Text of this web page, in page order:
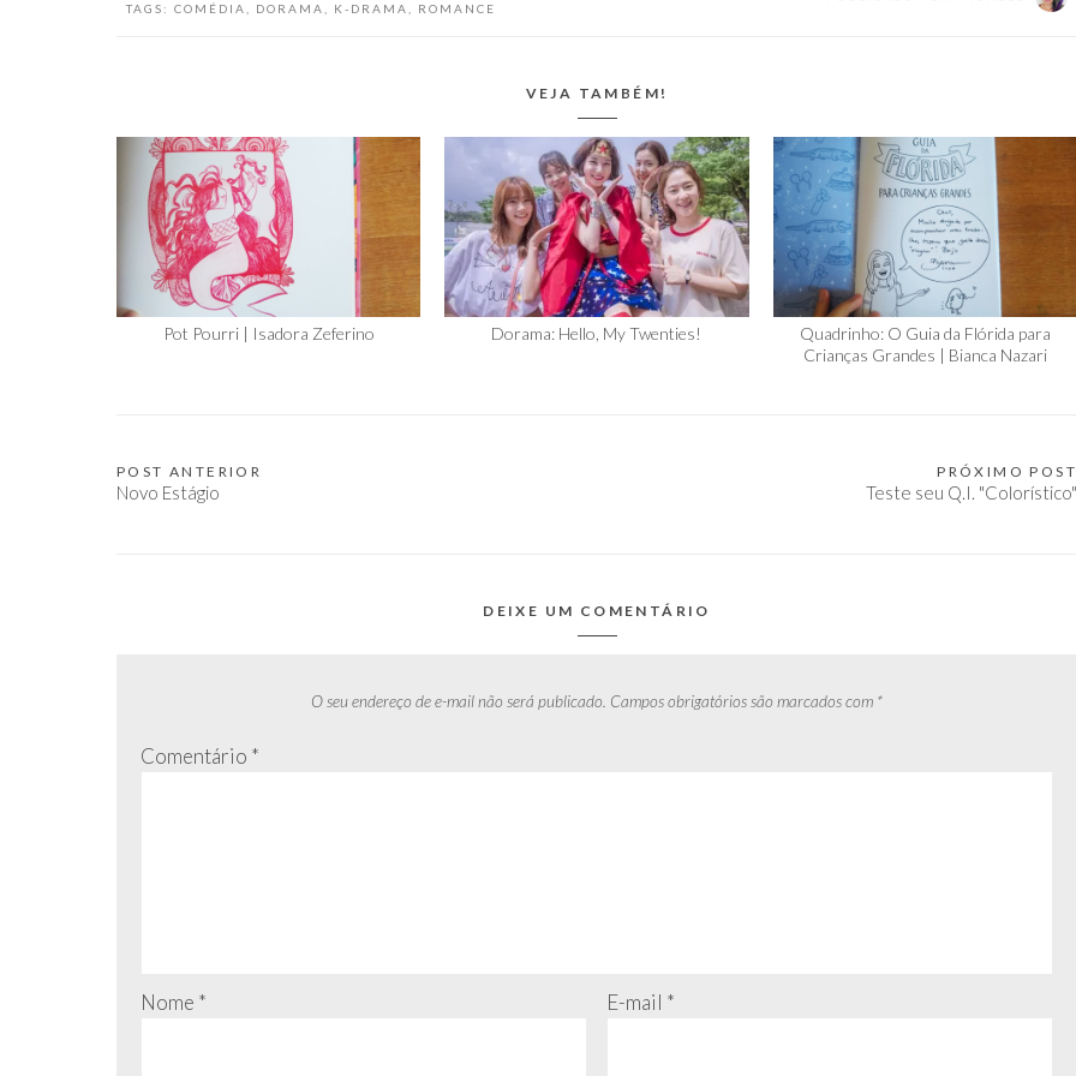
TAGS: COMÉDIA DORAMA K-DRAMA ROMANCE
VEJA TAMBÉM!
Pot Pourri | Isadora Zeferino Dorama: Hello, My Twenties!
Quadrinho: O Guia da Flórida para
Crianças Grandes | Bianca Nazari
Navegação
POST ANTERIOR
Novo Estágio
PRÓXIMO POST
Teste seu Q.I. "Colorístico"
DEIXE UM COMENTÁRIO
O seu endereço de e-mail não será publicado. Campos obrigatórios são marcados com *
Comentário *
Nome * E-mail *